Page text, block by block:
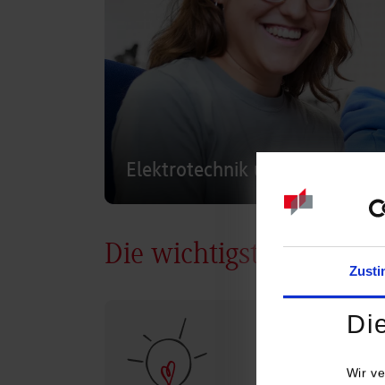
Wir
Elektrotechnik und
Die wichtigsten Infos